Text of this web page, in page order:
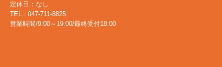
定休日：なし
TEL : 047-711-8825
営業時間/9:00～19:00/最終受付18:00